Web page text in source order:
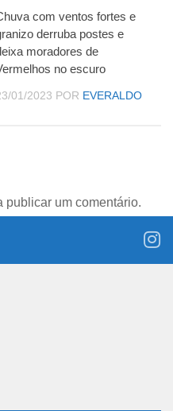
com ventos fortes e
derruba postes e
moradores de
no escuro
01/2023 POR EVERALDO
publicar um comentário.